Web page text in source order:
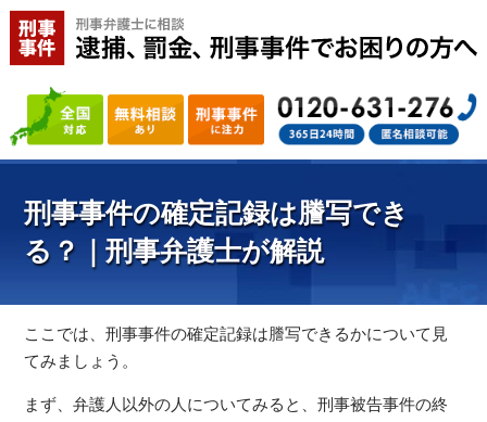
刑事事件の確定記録は謄写でき
る？｜刑事弁護士が解説
ここでは、刑事事件の確定記録は謄写できるかについて見
てみましょう。
まず、弁護人以外の人についてみると、刑事被告事件の終